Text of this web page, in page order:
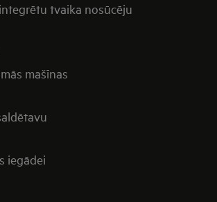
tvaika nosūcēju
mašīnas
iegādei